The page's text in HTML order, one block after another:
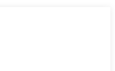
plataforma.